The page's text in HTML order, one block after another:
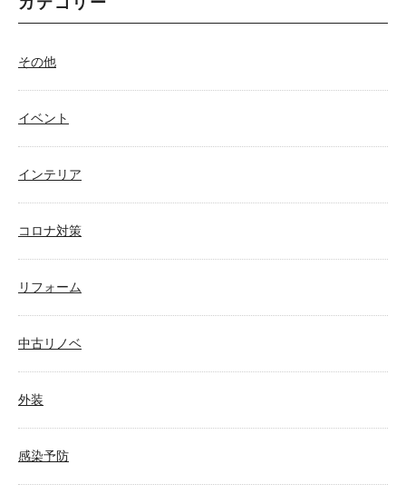
その他
イベント
インテリア
コロナ対策
リフォーム
中古リノベ
外装
感染予防